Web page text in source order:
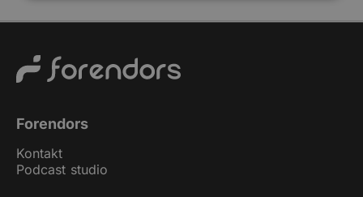
Forendors
Kontakt
Podcast studio